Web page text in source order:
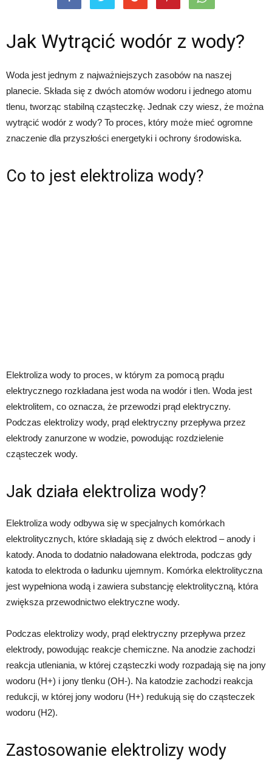
Jak Wytrącić wodór z wody?
Woda jest jednym z najważniejszych zasobów na naszej
planecie. Składa się z dwóch atomów wodoru i jednego atomu
tlenu, tworząc stabilną cząsteczkę. Jednak czy wiesz, że można
wytrącić wodór z wody? To proces, który może mieć ogromne
znaczenie dla przyszłości energetyki i ochrony środowiska.
Co to jest elektroliza wody?
Elektroliza wody to proces, w którym za pomocą prądu
elektrycznego rozkładana jest woda na wodór i tlen. Woda jest
elektrolitem, co oznacza, że przewodzi prąd elektryczny.
Podczas elektrolizy wody, prąd elektryczny przepływa przez
elektrody zanurzone w wodzie, powodując rozdzielenie
cząsteczek wody.
Jak działa elektroliza wody?
Elektroliza wody odbywa się w specjalnych komórkach
elektrolitycznych, które składają się z dwóch elektrod – anody i
katody. Anoda to dodatnio naładowana elektroda, podczas gdy
katoda to elektroda o ładunku ujemnym. Komórka elektrolityczna
jest wypełniona wodą i zawiera substancję elektrolityczną, która
zwiększa przewodnictwo elektryczne wody.
Podczas elektrolizy wody, prąd elektryczny przepływa przez
elektrody, powodując reakcje chemiczne. Na anodzie zachodzi
reakcja utleniania, w której cząsteczki wody rozpadają się na jony
wodoru (H+) i jony tlenku (OH-). Na katodzie zachodzi reakcja
redukcji, w której jony wodoru (H+) redukują się do cząsteczek
wodoru (H2).
Zastosowanie elektrolizy wody